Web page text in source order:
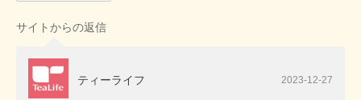
サイトからの返信
ティーライフ 2023-12-27